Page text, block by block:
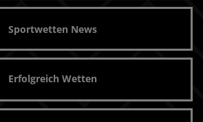
Sportwetten News
Erfolgreich Wetten